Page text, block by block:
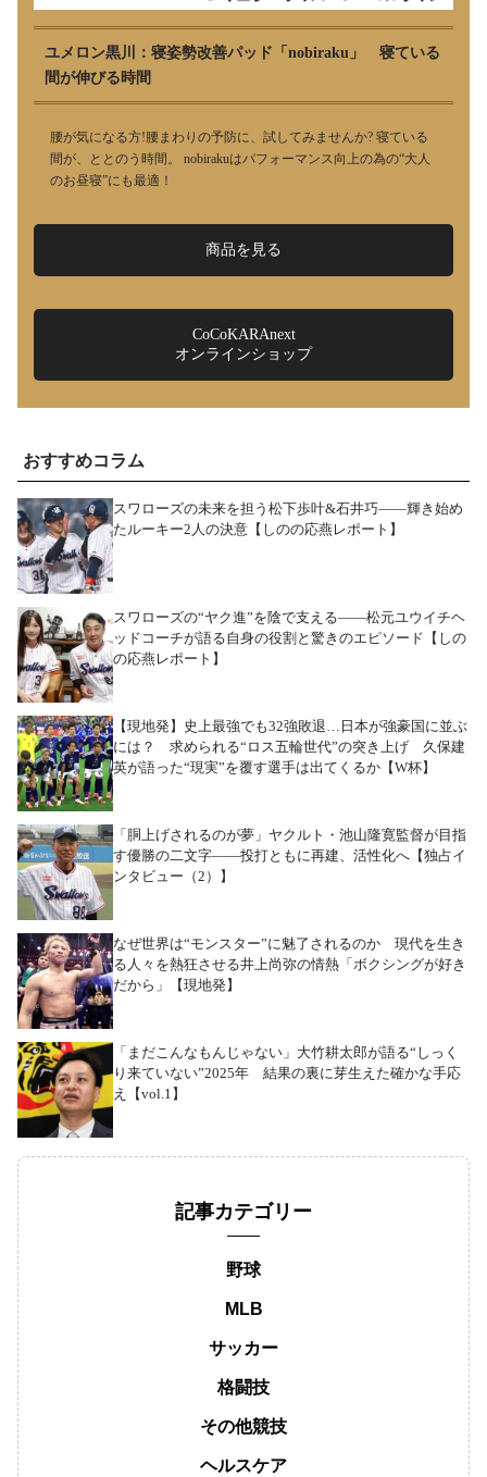
ユメロン黒川：寝姿勢改善パッド「nobiraku」 寝ている
間が伸びる時間
腰が気になる方!腰まわりの予防に、試してみませんか? 寝ている
間が、ととのう時間。 nobirakuはパフォーマンス向上の為の“大人
のお昼寝”にも最適！
商品を見る
CoCoKARAnext
オンラインショップ
おすすめコラム
スワローズの未来を担う松下歩叶&石井巧――輝き始め
たルーキー2人の決意【しのの応燕レポート】
スワローズの“ヤク進”を陰で支える――松元ユウイチヘ
ッドコーチが語る自身の役割と驚きのエピソード【しの
の応燕レポート】
【現地発】史上最強でも32強敗退…日本が強豪国に並ぶ
には？ 求められる“ロス五輪世代”の突き上げ 久保建
英が語った“現実”を覆す選手は出てくるか【W杯】
「胴上げされるのが夢」ヤクルト・池山隆寛監督が目指
す優勝の二文字――投打ともに再建、活性化へ【独占イ
ンタビュー（2）】
なぜ世界は“モンスター”に魅了されるのか 現代を生き
る人々を熱狂させる井上尚弥の情熱「ボクシングが好き
だから」【現地発】
「まだこんなもんじゃない」大竹耕太郎が語る“しっく
り来ていない”2025年 結果の裏に芽生えた確かな手応
え【vol.1】
記事カテゴリー
野球
MLB
サッカー
格闘技
その他競技
ヘルスケア